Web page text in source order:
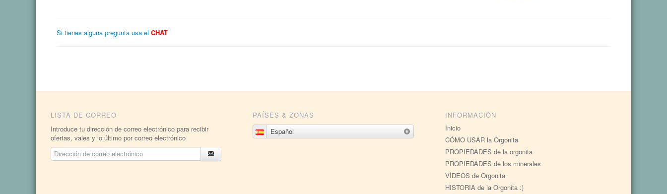
Si tienes alguna pregunta usa el CHAT
LISTA DE CORREO
Introduce tu dirección de correo electrónico para recibir
ofertas, vales y lo último por correo electrónico
PAÍSES & ZONAS
Español
INFORMACIÓN
Inicio
CÓMO USAR la Orgonita
PROPIEDADES de la orgonita
PROPIEDADES de los minerales
VÍDEOS de Orgonita
HISTORIA de la Orgonita :)